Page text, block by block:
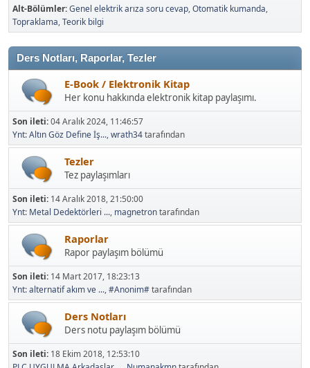
Alt-Bölümler Genel elektrik arıza soru cevap Otomatik kumanda
Topraklama Teorik bilgi
Ders Notları, Raporlar, Tezler
E-Book / Elektronik Kitap
Her konu hakkında elektronik kitap paylaşımı.
Son ileti:04 Aralık 2024, 11:46:57
Ynt: Altın Göz Define İş...,wrath34tarafından
Tezler
Tez paylaşımları
Son ileti: 14 Aralık 2018, 21:50:00
Ynt: Metal Dedektörleri ..., magnetrontarafından
Raporlar
Rapor paylaşım bölümü
Son ileti: 14 Mart 2017, 18:23:13
Ynt: alternatif akım ve ...,#Anonim#tarafından
Ders Notları
Ders notu paylaşım bölümü
Son ileti: 18 Ekim 2018, 12:53:10